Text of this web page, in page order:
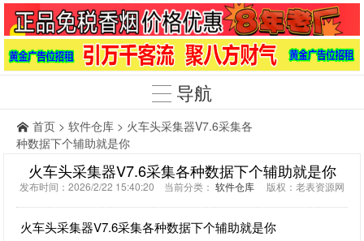
导航
首页 > 软件仓库 > 火车头采集器V7.6采集各
种数据下个辅助就是你
火车头采集器V7.6采集各种数据下个辅助就是你
发布时间：2026/2/22 15:40:20 当前分类： 软件仓库 版权：老表资源网
火车头采集器V7.6采集各种数据下个辅助就是你